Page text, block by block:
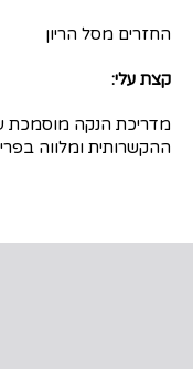
החזרים מסל הריון
קצת עלי:
מדריכת הנקה מוסמכת
ההקשרותית ומלווה